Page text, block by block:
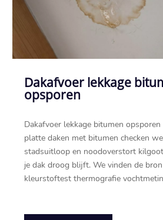
Dakafvoer lekkage
opsporen
Dakafvoer lekkage bitumen
platte daken met bitumen checken
stadsuitloop en noodoverstort
je dak droog blijft.​ We vinden de
kleurstoftest thermografie